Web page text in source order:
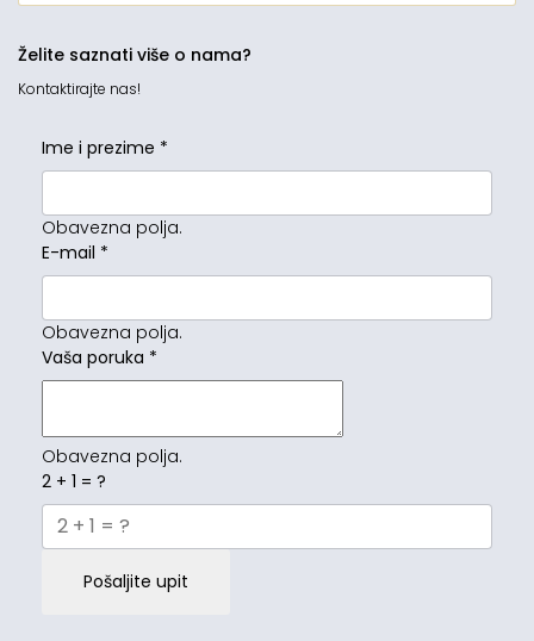
Želite saznati više o nama?
Kontaktirajte nas!
Ime i prezime *
Obavezna polja.
E-mail *
Obavezna polja.
Vaša poruka *
Obavezna polja.
2 + 1 = ?
Pošaljite upit